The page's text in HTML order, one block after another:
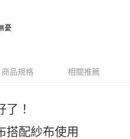
才可取貨)
以上)免運費
憂
商品規格 相關推薦
！
搭配紗布使用